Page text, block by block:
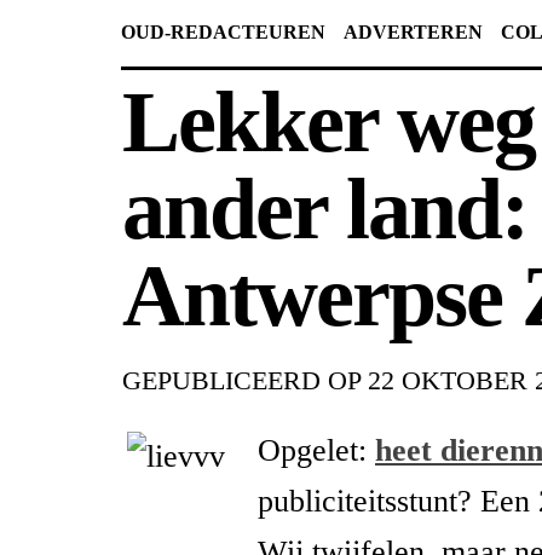
OUD-REDACTEUREN ADVERTEREN
Lekker
ander land:
Antwerpse
GEPUBLICEERD OP 22 OKTOBER
Opgelet: heet
publiciteitsstunt? Een